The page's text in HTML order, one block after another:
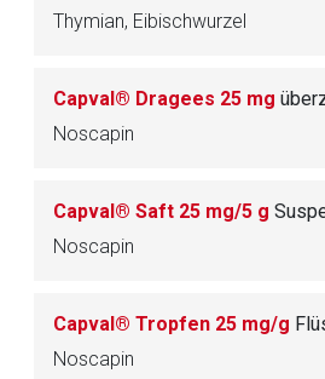
Thymian, Eibischwurzel
Capval® Dragees 25 mg
Noscapin
Capval® Saft 25 mg/5 g
Noscapin
Capval® Tropfen 25 mg/g
Noscapin